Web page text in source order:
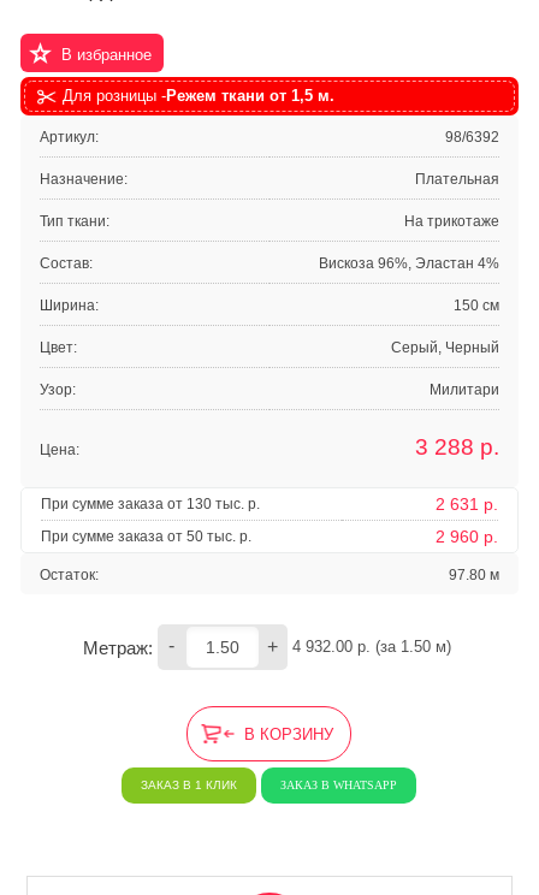
В избранное
Для розницы -Режем ткани от 1,5 м.
Артикул: 98/6392
Назначение: Плательная
Тип ткани: На трикотаже
Состав: Вискоза 96%, Эластан 4%
Ширина: 150 см
Цвет: Серый, Черный
Узор: Милитари
Цена: 3 288 р.
При сумме заказа от 130 тыс. р. 2 631 р.
При сумме заказа от 50 тыс. р. 2 960 р.
Остаток: 97.80 м
Метраж: - + 4 932.00 р. (за 1.50 м)
В КОРЗИНУ
ЗАКАЗ В 1 КЛИК ЗАКАЗ В WHATSAPP